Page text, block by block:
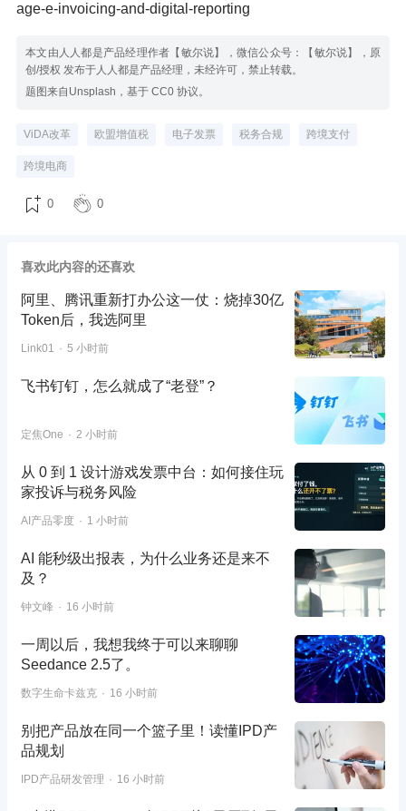
age-e-invoicing-and-digital-reporting
本文由人人都是产品经理作者【敏尔说】，微信公众号：【敏尔说】，原
创/授权 发布于人人都是产品经理，未经许可，禁止转载。
题图来自Unsplash，基于 CC0 协议。
ViDA改革 欧盟增值税 电子发票 税务合规 跨境支付
跨境电商
0 0
喜欢此内容的还喜欢
阿里、腾讯重新打办公这一仗：烧掉30亿
Token后，我选阿里
Link01 5 小时前
飞书钉钉，怎么就成了“老登”？
定焦One 2 小时前
从 0 到 1 设计游戏发票中台：如何接住玩
家投诉与税务风险
AI产品零度 1 小时前
AI 能秒级出报表，为什么业务还是来不
及？
钟文峰 16 小时前
一周以后，我想我终于可以来聊聊
Seedance 2.5了。
数字生命卡兹克 16 小时前
别把产品放在同一个篮子里！读懂IPD产
品规划
IPD产品研发管理 16 小时前